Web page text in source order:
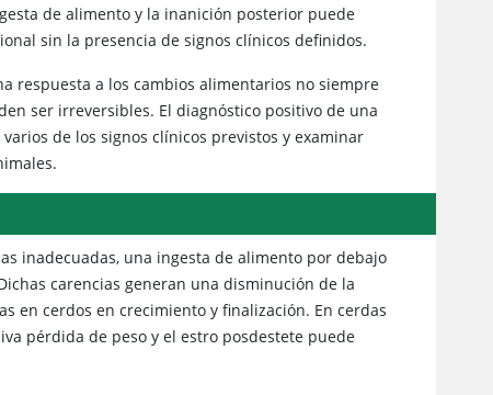
de alimento y la inanición posterior puede
sin la presencia de signos clínicos definidos.
respuesta a los cambios alimentarios no siempre
ser irreversibles. El diagnóstico positivo de una
de los signos clínicos previstos y examinar
inadecuadas, una ingesta de alimento por debajo
carencias generan una disminución de la
en cerdos en crecimiento y finalización. En cerdas
pérdida de peso y el estro posdestete puede